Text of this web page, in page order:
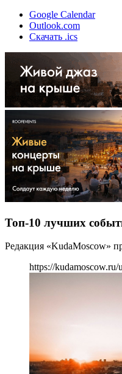
Google Calendar
Outlook.com
Скачать .ics
Топ-10 лучших
Редакция «KudaMoscow»
https://